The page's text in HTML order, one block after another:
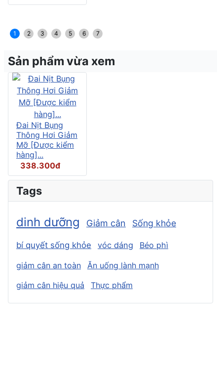
1 2 3 4 5 6 7
Sản phẩm vừa xem
Đai Nịt Bụng
Thông Hơi Giảm
Mỡ [Được kiểm
hàng]...
338.300đ
Tags
dinh dưỡng Giảm cân Sống khỏe
bí quyết sống khỏe vóc dáng Béo phì
giảm cân an toàn
Ăn uống lành mạnh
giảm cân hiệu quả
Thực phẩm